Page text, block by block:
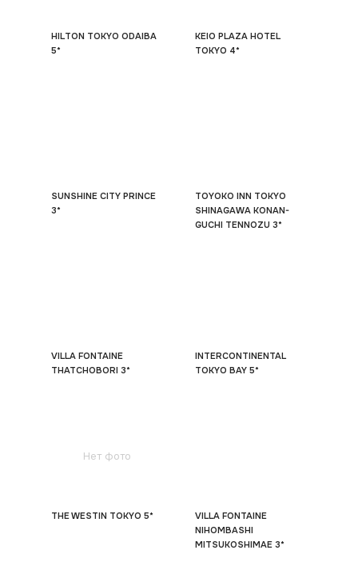
HILTON TOKYO ODAIBA
5*
KEIO PLAZA HOTEL
TOKYO 4*
SUNSHINE CITY PRINCE
3*
TOYOKO INN TOKYO
SHINAGAWA KONAN-
GUCHI TENNOZU 3*
VILLA FONTAINE
THATCHOBORI 3*
INTERCONTINENTAL
TOKYO BAY 5*
Нет фото
THE WESTIN TOKYO 5*
VILLA FONTAINE
NIHOMBASHI
MITSUKOSHIMAE 3*